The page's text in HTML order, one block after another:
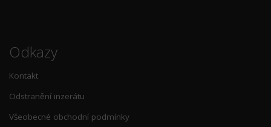
Odkazy
Kontakt
Odstranění inzerátu
Všeobecné obchodní podmínky